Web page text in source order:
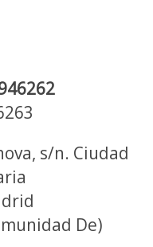
s/n. Ciudad
De)